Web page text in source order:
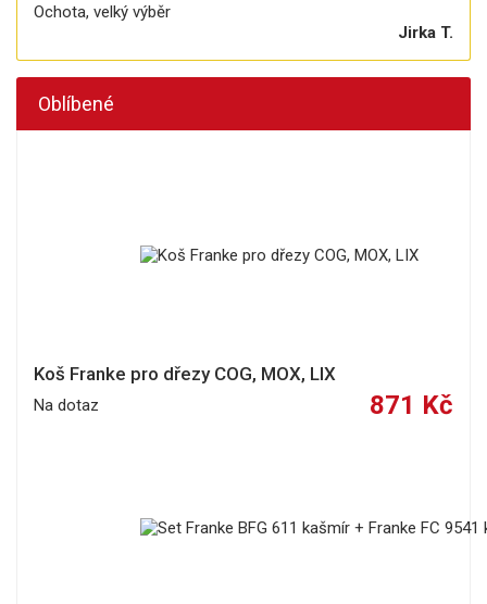
Ochota, velký výběr
Jirka T.
Oblíbené
Koš Franke pro dřezy COG, MOX, LIX
Na dotaz 871 Kč